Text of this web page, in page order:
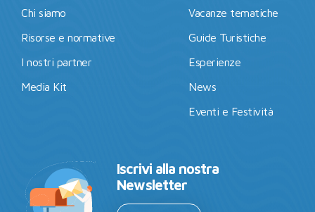
Chi siamo
Risorse e normative
I nostri partner
Media Kit
Vacanze tematiche
Guide Turistiche
Esperienze
News
Eventi e Festività
Iscrivi alla nostra
Newsletter